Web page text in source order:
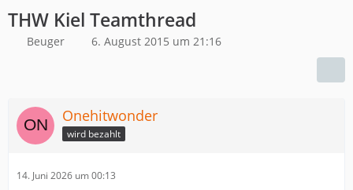
THW Kiel Teamthread
Beuger 6. August 2015 um 21:16
Onehitwonder
wird bezahlt
14. Juni 2026 um 00:13